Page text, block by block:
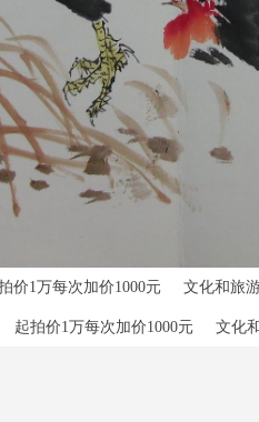
1万每次加价1000元 文化和旅